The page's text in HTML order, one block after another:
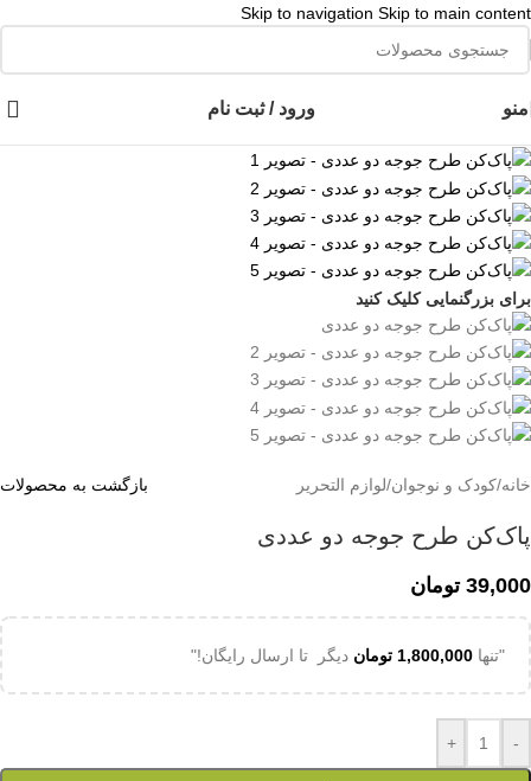
Skip to navigation Skip to main content
منو ورود / ثبت نام
برای بزرگنمایی کلیک کنید
خانه/کودک و نوجوان/لوازم التحریر بازگشت به محصولات
پاک‌کن طرح جوجه دو عددی
39,000 تومان
"تنها 1,800,000 تومان دیگر تا ارسال رایگان!"
-
+